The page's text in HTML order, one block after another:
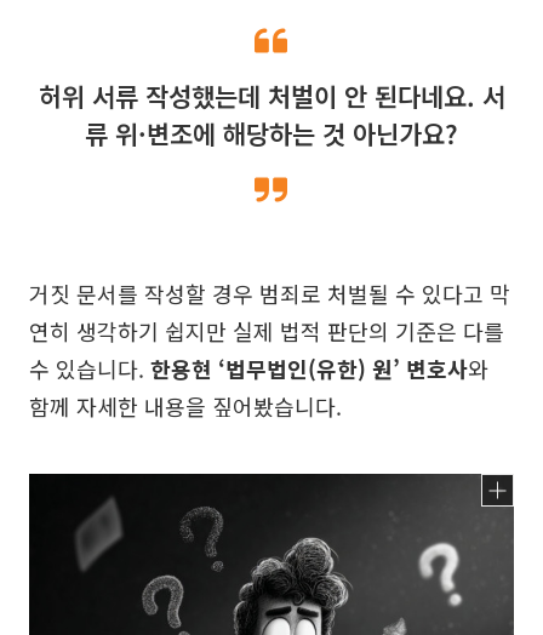
허위 서류 작성했는데 처벌이 안 된다네요. 서
류 위·변조에 해당하는 것 아닌가요?
거짓 문서를 작성할 경우 범죄로 처벌될 수 있다고 막
연히 생각하기 쉽지만 실제 법적 판단의 기준은 다를
수 있습니다. 한용현 ‘법무법인(유한) 원’ 변호사와
함께 자세한 내용을 짚어봤습니다.